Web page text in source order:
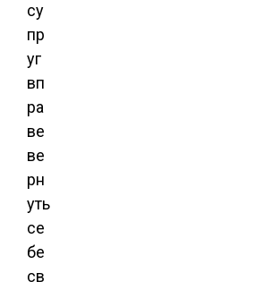
су
пр
уг
вп
ра
ве
ве
рн
уть
се
бе
св